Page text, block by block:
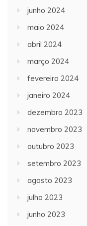
junho 2024
maio 2024
abril 2024
março 2024
fevereiro 2024
janeiro 2024
dezembro 2023
novembro 2023
outubro 2023
setembro 2023
agosto 2023
julho 2023
junho 2023